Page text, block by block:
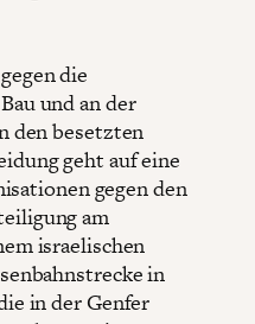
die
und an der
den besetzten
geht auf eine
gegen den
am
israelischen
in
in der Genfer